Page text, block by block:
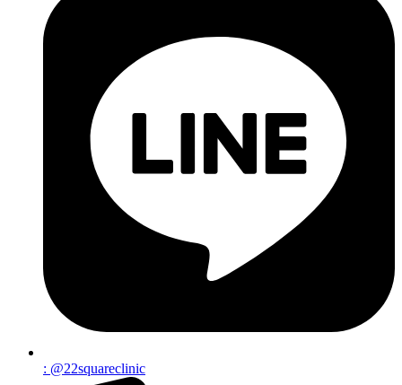
: @22squareclinic